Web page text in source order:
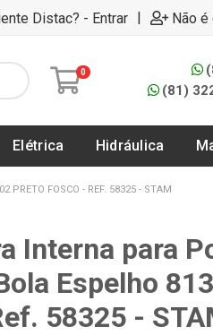
Distac? - Entrar | Não
0
(81)
Elétrica Hidráulica
PRETO FOSCO - REF. 58325 - STAM
Interna para
Espelho
58325 -